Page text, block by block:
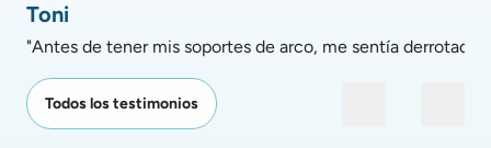
Toni
Todos los testimonios